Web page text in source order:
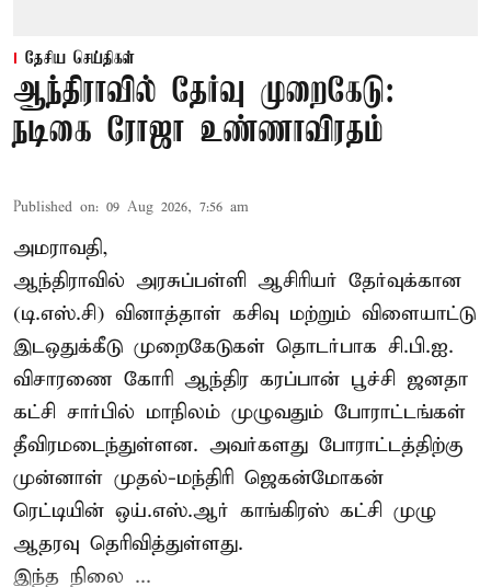
தேசிய செய்திகள்
ஆந்திராவில் தேர்வு முறைகேடு:
நடிகை ரோஜா உண்ணாவிரதம்
Published on: 09 Aug 2026, 7:56 am
அமராவதி,
ஆந்திராவில் அரசுப்பள்ளி ஆசிரியர் தேர்வுக்கான
(டி.எஸ்.சி) வினாத்தாள் கசிவு மற்றும் விளையாட்டு
இடஒதுக்கீடு முறைகேடுகள் தொடர்பாக சி.பி.ஐ.
விசாரணை கோரி ஆந்திர கரப்பான் பூச்சி ஜனதா
கட்சி சார்பில் மாநிலம் முழுவதும் போராட்டங்கள்
தீவிரமடைந்துள்ளன. அவர்களது போராட்டத்திற்கு
முன்னாள் முதல்-மந்திரி ஜெகன்மோகன்
ரெட்டியின் ஒய்.எஸ்.ஆர் காங்கிரஸ் கட்சி முழு
ஆதரவு தெரிவித்துள்ளது.
இந்த நிலை ...